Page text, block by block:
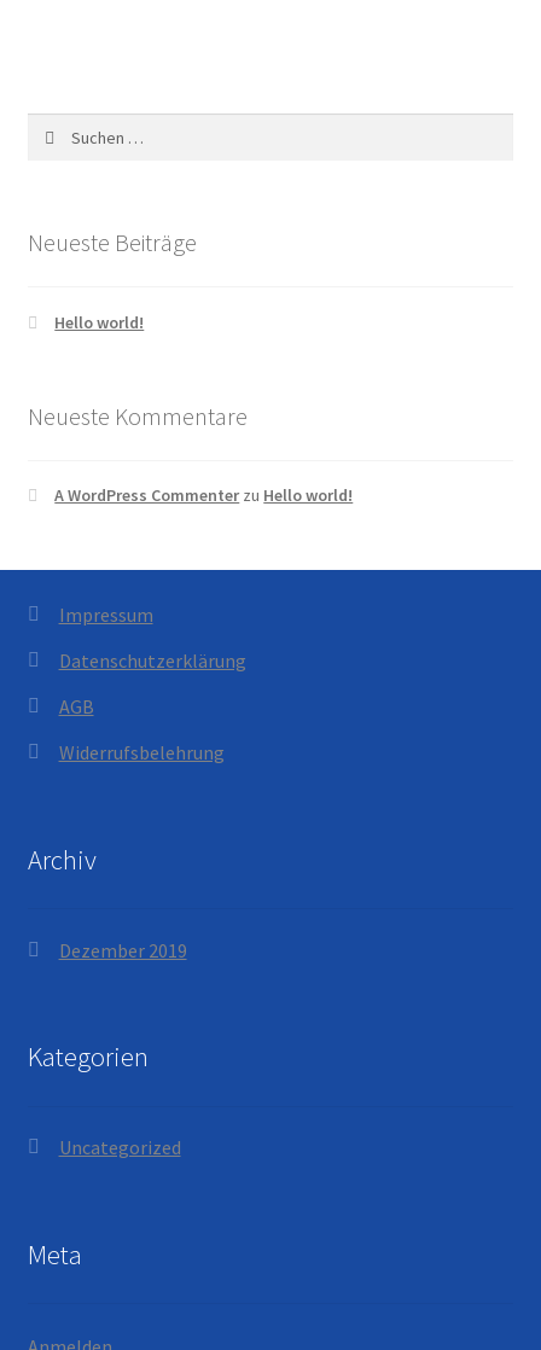
Neueste Beiträge
Hello world!
Neueste Kommentare
A WordPress Commenterzu Hello world!
Impressum
Datenschutzerklärung
AGB
Widerrufsbelehrung
Archiv
Dezember 2019
Kategorien
Uncategorized
Meta